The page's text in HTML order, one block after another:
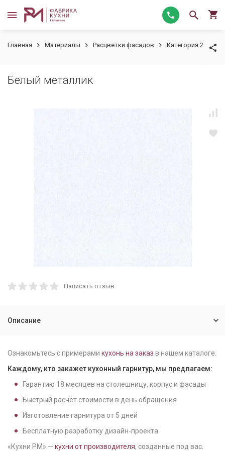
Главная Материалы Расцветки фасадов Категория 2
Белый металлик
Написать отзыв
Описание
Ознакомьтесь с примерами кухонь на заказ в нашем каталоге.
Каждому, кто закажет кухонный гарнитур, мы предлагаем:
Гарантию 18 месяцев на столешницу, корпус и фасады
Быстрый расчёт стоимости в день обращения
Изготовление гарнитура от 5 дней
Бесплатную разработку дизайн-проекта
«Кухни РМ» — кухни от производителя, созданные под вас.